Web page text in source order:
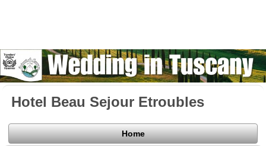
Hotel Beau Sejour Etroubles
Home